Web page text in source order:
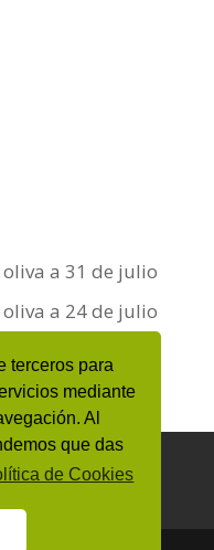
terceros para
mediante
Al
que das
de Cookies
a 31 de julio
a 24 de julio
personales